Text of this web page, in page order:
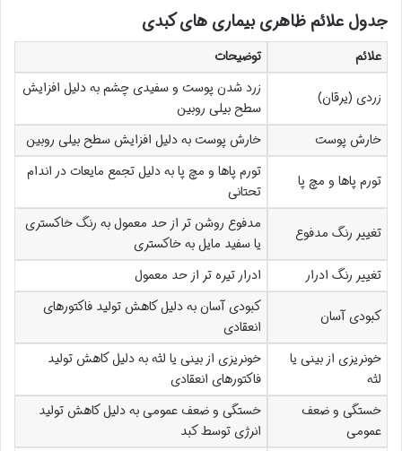
جدول علائم ظاهری بیماری های کبدی
علائم توضیحات
زردی (یرقان)
زرد شدن پوست و سفیدی چشم به دلیل افزایش
سطح بیلی روبین
خارش پوست
خارش پوست به دلیل افزایش سطح بیلی روبین
تورم پاها و مچ پا
تورم پاها و مچ پا به دلیل تجمع مایعات در اندام
تحتانی
تغییر رنگ مدفوع
مدفوع روشن تر از حد معمول به رنگ خاکستری
یا سفید مایل به خاکستری
تغییر رنگ ادرار
ادرار تیره تر از حد معمول
کبودی آسان
کبودی آسان به دلیل کاهش تولید فاکتورهای
انعقادی
خونریزی از بینی یا
لثه
خونریزی از بینی یا لثه به دلیل کاهش تولید
فاکتورهای انعقادی
خستگی و ضعف
عمومی
خستگی و ضعف عمومی به دلیل کاهش تولید
انرژی توسط کبد